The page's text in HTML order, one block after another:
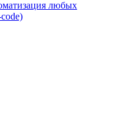
любых